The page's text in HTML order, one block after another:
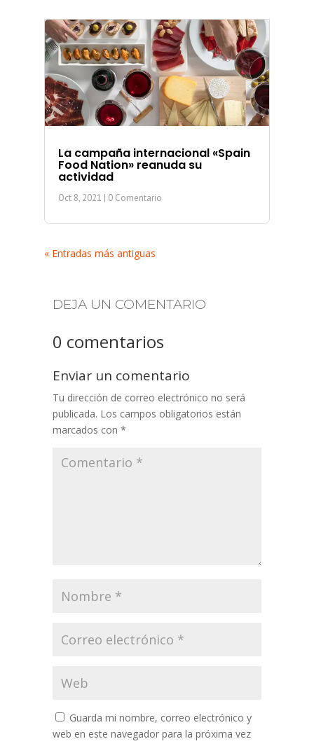
La campaña internacional «Spain
Food Nation» reanuda su
actividad
Oct 8, 2021 | 0 Comentario
« Entradas más antiguas
DEJA UN COMENTARIO
0 comentarios
Enviar un comentario
Tu dirección de correo electrónico no será
publicada. Los campos obligatorios están
marcados con *
Guarda mi nombre, correo electrónico y
web en este navegador para la próxima vez